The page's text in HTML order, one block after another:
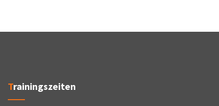
Trainingszeiten